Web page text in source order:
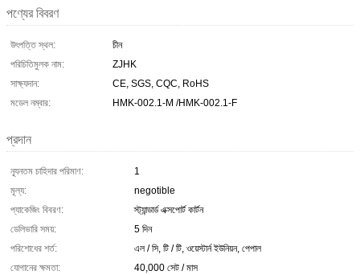
পণ্যের বিবরণ
উৎপত্তি স্থল:
চীন
পরিচিতিমুলক নাম:
ZJHK
সাক্ষ্যদান:
CE, SGS, CQC, RoHS
মডেল নম্বার:
HMK-002.1-M /HMK-002.1-F
প্রদান
ন্যূনতম চাহিদার পরিমাণ:
1
মূল্য:
negotible
প্যাকেজিং বিবরণ:
স্ট্যান্ডার্ড এক্সপোর্ট কার্টন
ডেলিভারি সময়:
5 দিন
পরিশোধের শর্ত:
এল / সি, টি / টি, ওয়েস্টার্ন ইউনিয়ন, পেপাল
যোগানের ক্ষমতা:
40,000 সেট / মাস